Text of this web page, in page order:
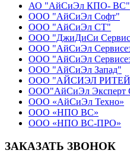
АО "АйСиЭл КПО- ВС"
ООО "АйСиЭл Софт"
ООО "АйСиЭл СТ"
ООО "ДжиДиСи
ООО "АйСиЭл
ООО "АйСиЭл
ООО "АйСиЭл Запад"
ООО "АЙСИЭЛ
ООО"АйСиЭл Эксперт
ООО «АйСиЭл Техно»
ООО «НПО ВС»
ООО «НПО ВС-ПРО»
ЗАКАЗАТЬ ЗВОНОК